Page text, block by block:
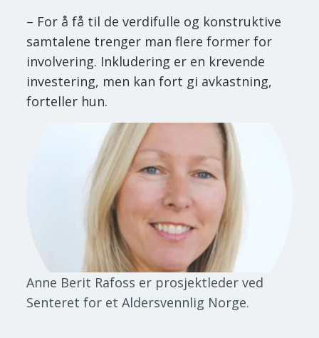
– For å få til de verdifulle og konstruktive
samtalene trenger man flere former for
involvering. Inkludering er en krevende
investering, men kan fort gi avkastning,
forteller hun.
Anne Berit Rafoss er prosjektleder ved
Senteret for et Aldersvennlig Norge.